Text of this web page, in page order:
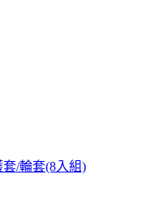
/輪套(8入組)